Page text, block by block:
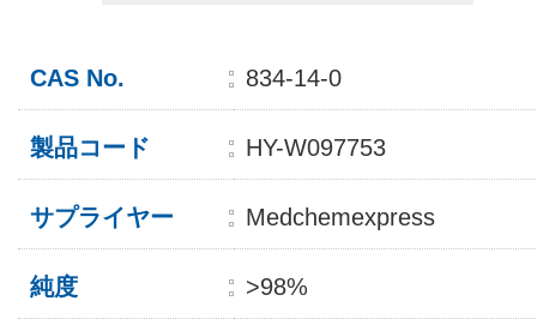
CAS No. 834-14-0
製品コード HY-W097753
サプライヤー Medchemexpress
純度 >98%